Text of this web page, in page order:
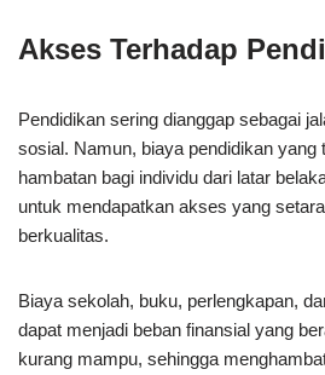
Akses Terhadap
Pendidikan sering dianggap sebagai
sosial. Namun, biaya pendidikan yang
hambatan bagi individu dari latar
untuk mendapatkan akses yang
berkualitas.
Biaya sekolah, buku, perlengkapan,
dapat menjadi beban finansial yang
kurang mampu, sehingga